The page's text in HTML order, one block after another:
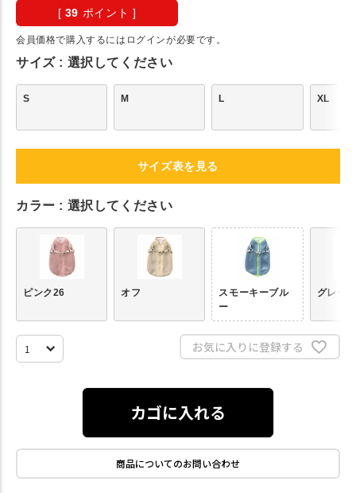
[ 39 ポイント ]
会員価格で購入するにはログインが必要です。
サイズ 選択してください
S M L XL
サイズ表を見る
カラー 選択してください
ピンク26 オフ
スモーキーブル
ー
グレー
お気に入りに登録する
カゴに入れる
商品についてのお問い合わせ